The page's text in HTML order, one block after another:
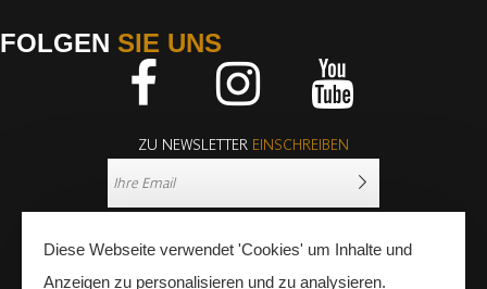
FOLGEN SIE UNS
ZU NEWSLETTER EINSCHREIBEN
Diese Webseite verwendet 'Cookies' um Inhalte und
Anzeigen zu personalisieren und zu analysieren.